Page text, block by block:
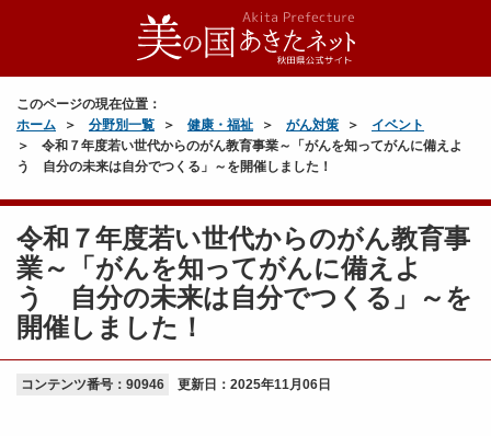
このページの現在位置：
ホーム
分野別一覧 健康・福祉 がん対策
イベント
令和７年度若い世代からのがん教育事業～「がんを知ってがんに備えよ
う 自分の未来は自分でつくる」～を開催しました！
令和７年度若い世代からのがん教育事
業～「がんを知ってがんに備えよ
う 自分の未来は自分でつくる」～を
開催しました！
コンテンツ番号：90946 更新日： 2025年11月06日